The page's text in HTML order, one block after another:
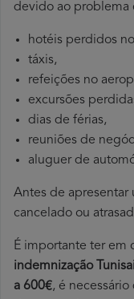
devido ao problema
hotéis perdidos
táxis,
refeições no
excursões
dias de férias,
reuniões de
aluguer de
Antes de apresentar
cancelado ou
É importante ter em
indemnização
a 600€, é